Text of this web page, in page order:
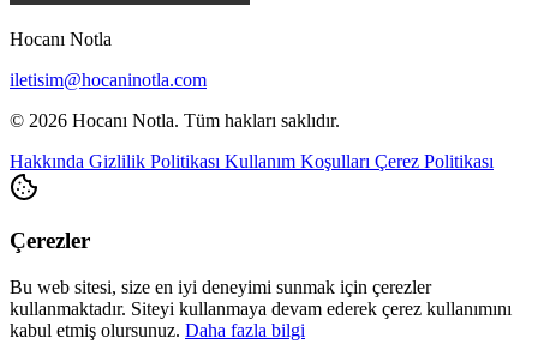
Hocanı Notla
iletisim@hocaninotla.com
© 2026 Hocanı Notla. Tüm hakları saklıdır.
Hakkında Gizlilik Politikası Kullanım Koşulları Çerez Politikası
Çerezler
Bu web sitesi, size en iyi deneyimi sunmak için çerezler
kullanmaktadır. Siteyi kullanmaya devam ederek çerez kullanımını
kabul etmiş olursunuz. Daha fazla bilgi